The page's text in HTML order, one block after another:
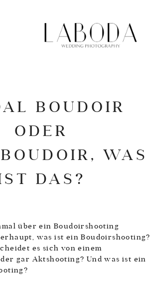
BOUDOIR
ODER
WAS
DAS?
über ein Boudoirshooting
was ist ein Boudoirshooting?
es sich von einem
gar Aktshooting? Und was ist ein